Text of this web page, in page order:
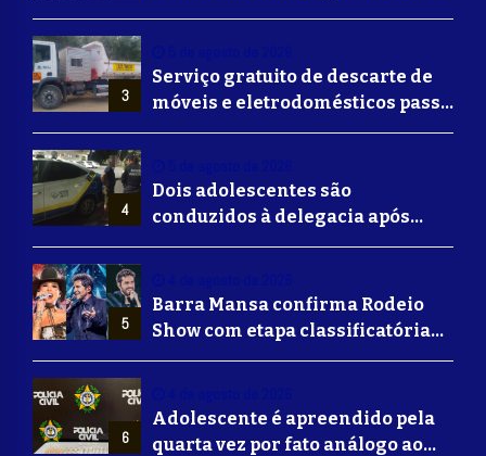
bairros de Volta Redonda
3
Serviço gratuito de descarte de
móveis e eletrodomésticos passa
a ser oferecido em Volta
4
Dois adolescentes são
conduzidos à delegacia após
suposta agressão a idoso em
5
Barra Mansa confirma Rodeio
Show com etapa classificatória
para Barretos e grandes nomes
6
Adolescente é apreendido pela
quarta vez por fato análogo ao